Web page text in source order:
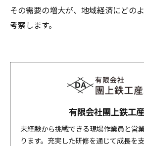
その需要の増大が、地域経済にどの
考察します。
有限会社團上鉄工
未経験から挑戦できる現場作業員と営
ります。充実した研修を通じて成長を